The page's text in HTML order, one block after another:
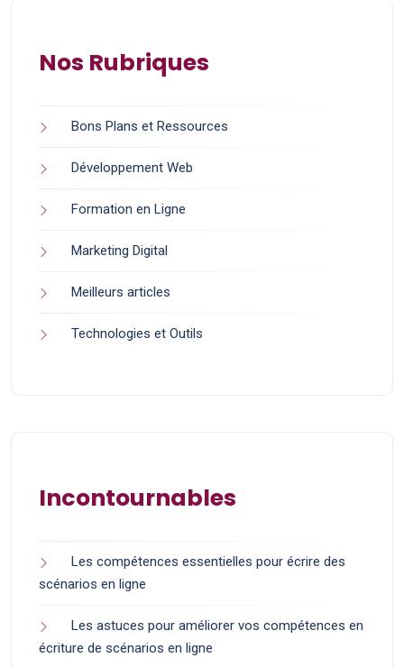
Nos Rubriques
Bons Plans et Ressources
Développement Web
Formation en Ligne
Marketing Digital
Meilleurs articles
Technologies et Outils
Incontournables
Les compétences essentielles pour écrire des
scénarios en ligne
Les astuces pour améliorer vos compétences en
écriture de scénarios en ligne